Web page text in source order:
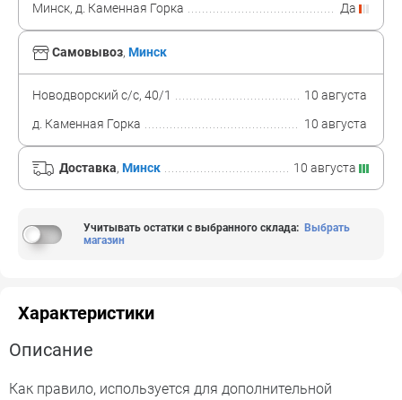
Самовывоз, Минск
Новодворский с/с, 40/1
10 августа
д. Каменная Горка
10 августа
Доставка, Минск 10 августа
Минск, д. Каменная Горка
Да
Учитывать остатки с выбранного склада: Выбрать
магазин
Характеристики
Описание
Как правило, используется для дополнительной